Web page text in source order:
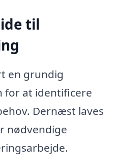
til
en grundig
for at identificere
Dernæst laves
nødvendige